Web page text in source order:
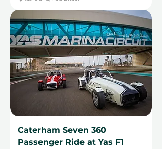
Caterham Seven 360
Passenger Ride at Yas F1